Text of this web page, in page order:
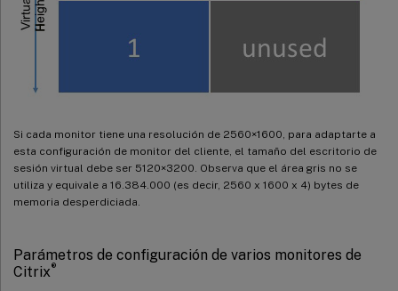
Si cada monitor tiene una resolución de 2560×1600, para adaptarte a
esta configuración de monitor del cliente, el tamaño del escritorio de
sesión virtual debe ser 5120×3200. Observa que el área gris no se
utiliza y equivale a 16.384.000 (es decir, 2560 x 1600 x 4) bytes de
memoria desperdiciada.
Parámetros de configuración de varios monitores de
Citrix®